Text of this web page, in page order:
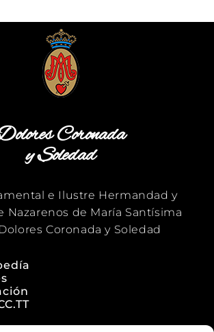
Coronada
y Soledad
e Ilustre Hermandad y
Nazarenos de María Santísima
Coronada y Soledad